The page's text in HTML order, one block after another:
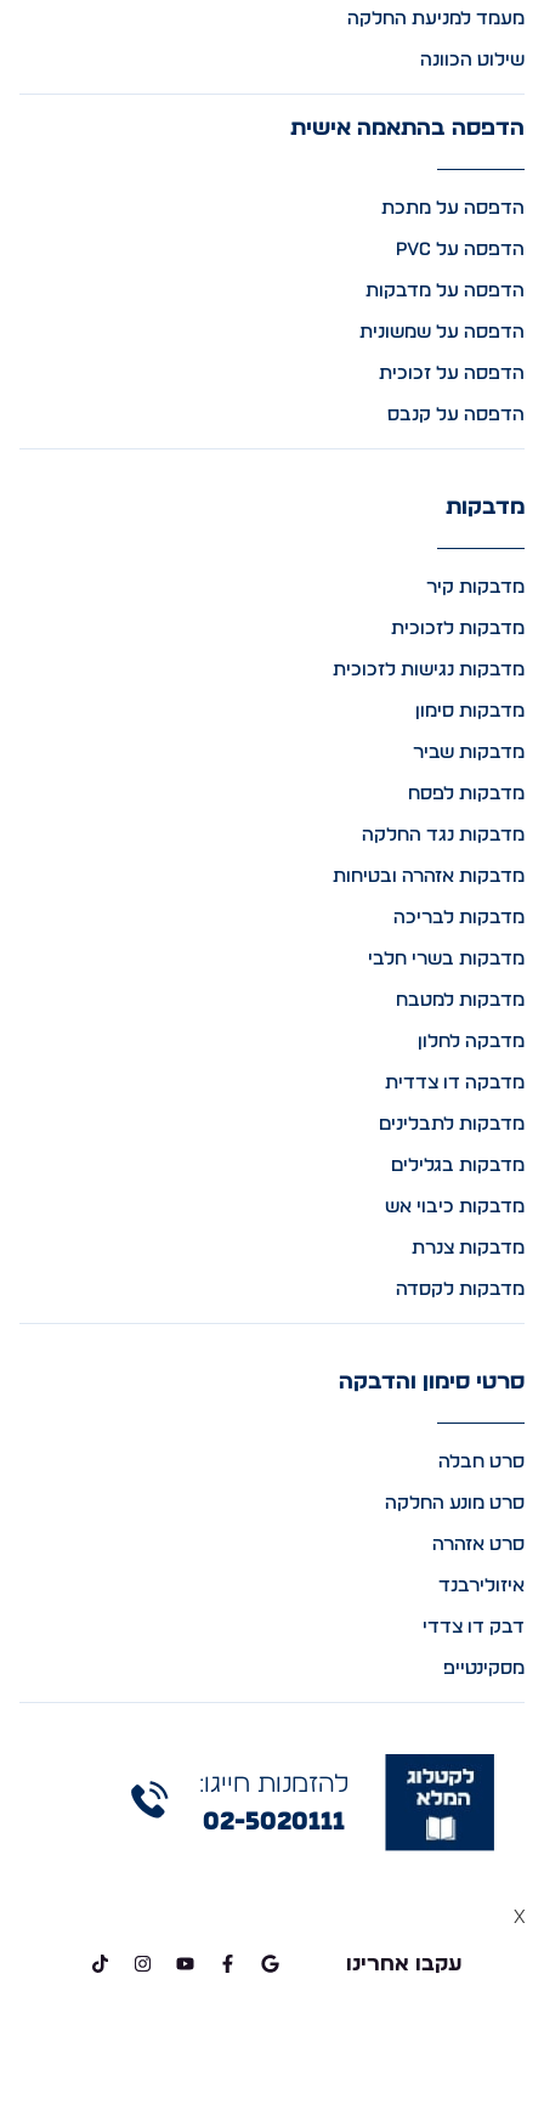
מעמד למניעת החלקה
שילוט הכוונה
הדפסה בהתאמה אישית
הדפסה על מתכת
הדפסה על PVC
הדפסה על מדבקות
הדפסה על שמשונית
הדפסה על זכוכית
הדפסה על קנבס
מדבקות
מדבקות קיר
מדבקות לזכוכית
מדבקות נגישות לזכוכית
מדבקות סימון
מדבקות שביר
מדבקות לפסח
מדבקות נגד החלקה
מדבקות אזהרה ובטיחות
מדבקות לבריכה
מדבקות בשרי חלבי
מדבקות למטבח
מדבקה לחלון
מדבקה דו צדדית
מדבקות לתבלינים
מדבקות בגלילים
מדבקות כיבוי אש
מדבקות צנרת
מדבקות לקסדה
סרטי סימון והדבקה
סרט חבלה
סרט מונע החלקה
סרט אזהרה
איזולירבנד
דבק דו צדדי
מסקינטייפ
להזמנות חייגו:
02-5020111
עקבו אחרינו
x